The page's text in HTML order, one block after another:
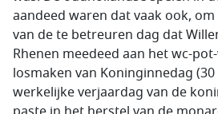
aandeed waren dat vaak ook,
van de te betreuren dag dat
Rhenen meedeed aan het wc-
losmaken van Koninginnedag
werkelijke verjaardag van de